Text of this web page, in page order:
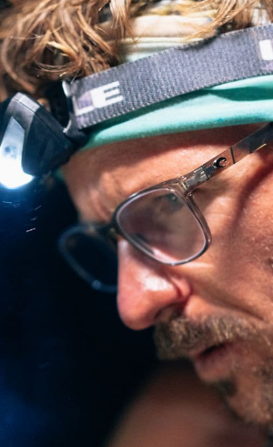
Un frontal de lente amplio diseñado
rostros de tamaño regular.
Curva base 4 - Cobertura media
Monturas con cobertura y diseño
que valoran el estilo pero siguen
rendimiento.
¿No tiene a mano una regla de
Use esta práctica guía para calcular